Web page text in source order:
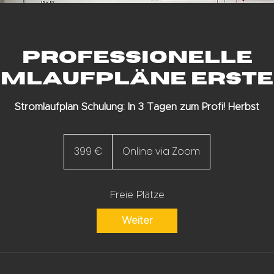
Professionelle
Stromlaufplan Schulung: In 3 Tagen zum Profi! Herbst
399 € Online via Zoom
Freie Plätze
Weiter